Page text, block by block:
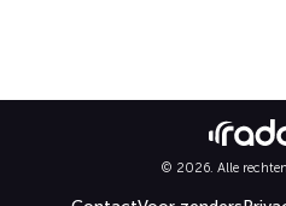
© 2026. Alle